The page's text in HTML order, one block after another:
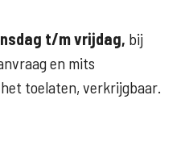
t/m vrijdag, bij
en mits
toelaten, verkrijgbaar.